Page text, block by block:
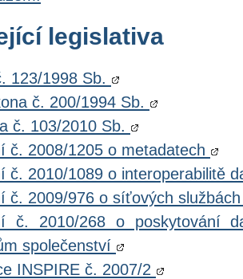
legislativa
123/1998 Sb.
č. 200/1994 Sb.
č. 103/2010 Sb.
č. 2008/1205 o metadatech
č. 2010/1089 o interoperabilitě
č. 2009/976 o síťových
č. 2010/268 o poskytování
společenství
INSPIRE č. 2007/2